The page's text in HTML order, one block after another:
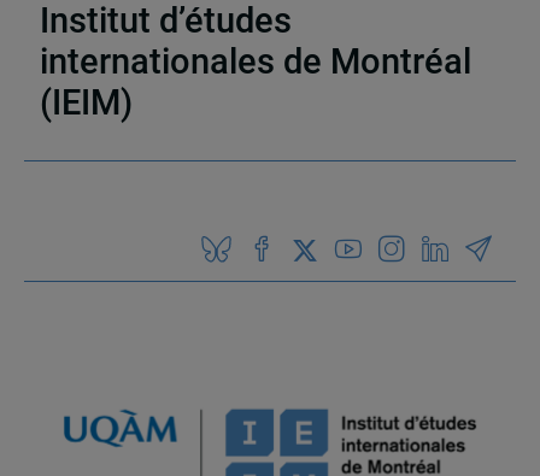
Institut d’études
internationales de Montréal
(IEIM)